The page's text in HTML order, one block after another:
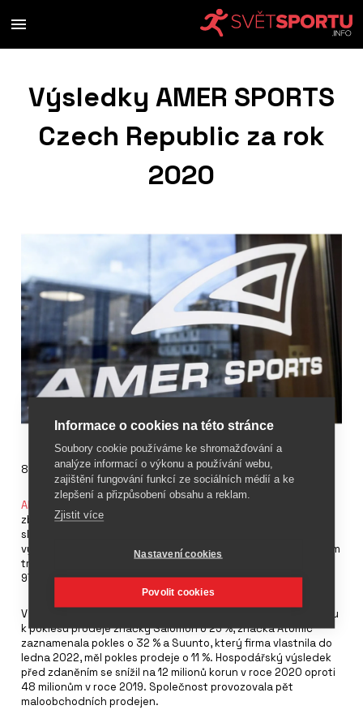
Výsledky AMER SPORTS
Czech Republic za rok
2020
8. srpna 2022
AMER SPORTS
Czech Republic je výhradním distributorem
zboží značek Atomic, Wilson a Salomon na českém a
slovenském trhu. Společnost dosáhla v roce 2020 tržeb ve
výši 729 milionů korun, z toho se 84 % zboží prodalo na českém
trhu a 16 % na Slovensku. V roce 2019 měla společnost tržby
970 milionů korun.
V důsledku pandemie COVID-19 došlo oproti předchozímu roku
k poklesu prodeje značky Salomon o 25 %, značka Atomic
zaznamenala pokles o 32 % a Suunto, který firma vlastnila do
ledna 2022, měl pokles prodeje o 11 %. Hospodářský výsledek
před zdaněním se snížil na 12 milionů korun v roce 2020 oproti
48 milionům v roce 2019. Společnost provozovala pět
maloobchodních prodejen.
Informace o cookies na této stránce
Soubory cookie používáme ke shromažďování a
analýze informací o výkonu a používání webu,
zajištění fungování funkcí ze sociálních médií a ke
zlepšení a přizpůsobení obsahu a reklam.
Zjistit více
Nastavení cookies
Povolit cookies